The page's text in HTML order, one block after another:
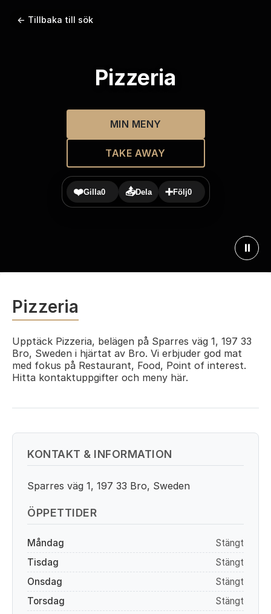
← Tillbaka till sök
Pizzeria
MIN MENY
TAKE AWAY
❤️Gilla0 📤Dela ➕Följ0
⏸
Pizzeria
Upptäck Pizzeria, belägen på Sparres väg 1, 197 33
Bro, Sweden i hjärtat av Bro. Vi erbjuder god mat
med fokus på Restaurant, Food, Point of interest.
Hitta kontaktuppgifter och meny här.
KONTAKT & INFORMATION
Sparres väg 1, 197 33 Bro, Sweden
ÖPPETTIDER
Måndag
Stängt
Tisdag
Stängt
Onsdag
Stängt
Torsdag
Stängt